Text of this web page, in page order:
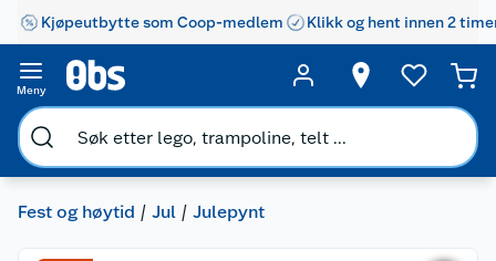
Kjøpeutbytte som Coop-medlem Klikk og hent innen 2
Meny
Fest og høytid Jul Julepynt